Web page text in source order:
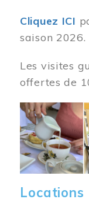
Cliquez ICI
saison 2026.
Les visites
offertes de
Image
Locations